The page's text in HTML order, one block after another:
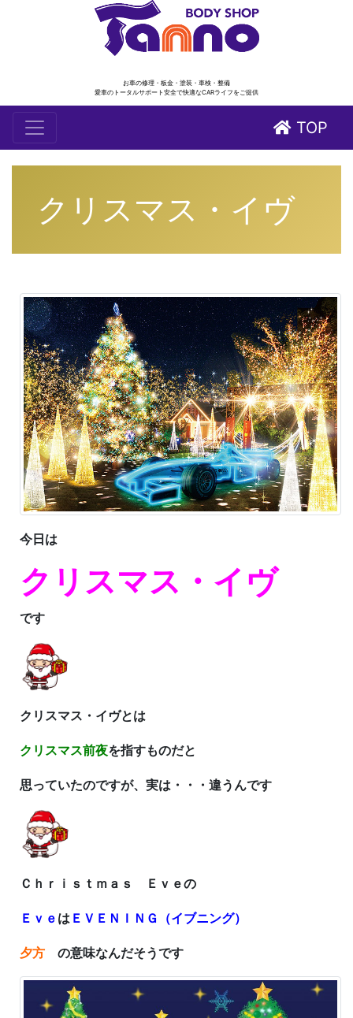
お車の修理・板金・塗装・車検・整備
愛車のトータルサポート安全で快適なCARライフをご提供
TOP
クリスマス・イヴ
今日は
クリスマス・イヴ
です
クリスマス・イヴとは
クリスマス前夜を指すものだと
思っていたのですが、 実は・・・違うんです
Ｃｈｒｉｓｔｍａｓ Ｅｖｅの
Ｅｖｅ は ＥＶＥＮＩＮＧ（イブニング）
夕方 の意味なんだそうです